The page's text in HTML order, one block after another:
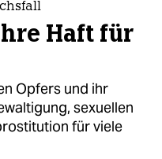
Haft für
Opfers und ihr
sexuellen
für viele